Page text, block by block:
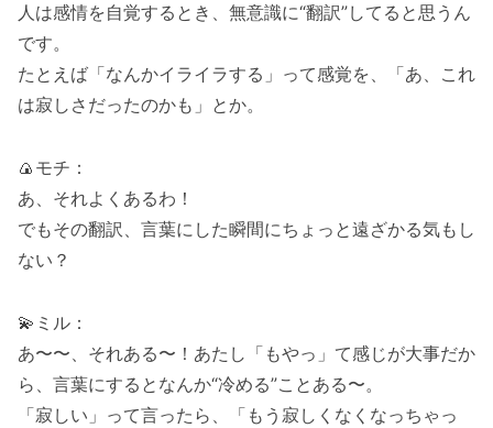
人は感情を自覚するとき、無意識に“翻訳”してると思うん
です。
たとえば「なんかイライラする」って感覚を、「あ、これ
は寂しさだったのかも」とか。
🍙モチ：
あ、それよくあるわ！
でもその翻訳、言葉にした瞬間にちょっと遠ざかる気もし
ない？
💫ミル：
あ〜〜、それある〜！あたし「もやっ」て感じが大事だか
ら、言葉にするとなんか“冷める”ことある〜。
「寂しい」って言ったら、「もう寂しくなくなっちゃっ